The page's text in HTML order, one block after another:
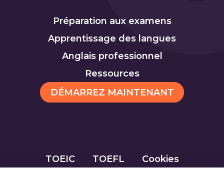
Préparation aux examens
Apprentissage des langues
Anglais professionnel
Ressources
DÉMARREZ MAINTENANT
TOEIC TOEFL Cookies